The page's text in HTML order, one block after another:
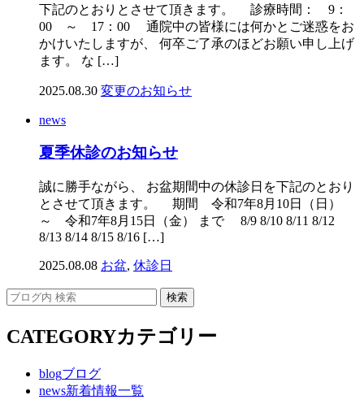
下記のとおりとさせて頂きます。 診療時間： 9：
00 ～ 17：00 通院中の皆様には何かとご迷惑をお
かけいたしますが、 何卒ご了承のほどお願い申し上げ
ます。 な […]
2025.08.30 変更のお知らせ
news
夏季休診のお知らせ
誠に勝手ながら、 お盆期間中の休診日を下記のとおり
とさせて頂きます。 期間 令和7年8月10日（日）
～ 令和7年8月15日（金） まで 8/9 8/10 8/11 8/12
8/13 8/14 8/15 8/16 […]
2025.08.08 お盆, 休診日
CATEGORYカテゴリー
blogブログ
news新着情報一覧